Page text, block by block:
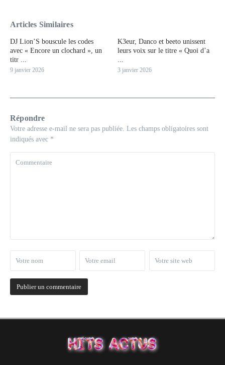
Articles Similaires
DJ Lion’S bouscule les codes
avec « Encore un clochard », un
titr ...
9 janvier 2026
K3eur, Danco et beeto unissent
leurs voix sur le titre « Quoi d’a
3 janvier 2026
Répondre
Votre adresse e-mail ne sera pas publiée. Les champs obligatoires sont
indiqués avec *